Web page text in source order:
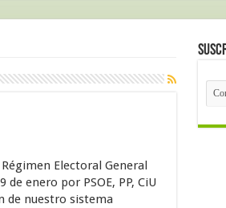
Electoral General
de enero por PSOE, PP, CiU
de nuestro sistema